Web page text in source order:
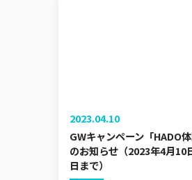
2023.04.10
GWキャンペーン「HADO体
のお知らせ（2023年4月10
日まで）